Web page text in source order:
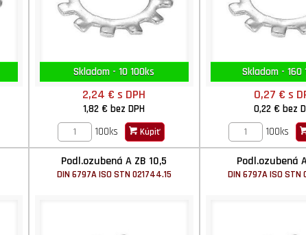
Skladom - 10 100ks
2,24 €s DPH
1,82 €bez DPH
100ks
Kúpiť
Skladom - 160
0,27 €s
0,22 € bez
100ks
Podl.ozubená A ZB 10,5
DIN 6797A ISO STN 021744.15
Podl.ozubená
DIN 6797A ISO STN